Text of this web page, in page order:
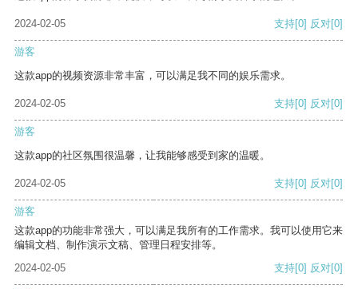
2024-02-05 支持[0] 反对[0]
游客
这款app的视频资源非常丰富，可以满足我不同的娱乐需求。
2024-02-05 支持[0] 反对[0]
游客
这款app的社区氛围很温馨，让我能够感受到家的温暖。
2024-02-05 支持[0] 反对[0]
游客
这款app的功能非常强大，可以满足我所有的工作需求。我可以使用它来
编辑文档、制作演示文稿、管理日程安排等。
2024-02-05
支持[0] 反对[0]